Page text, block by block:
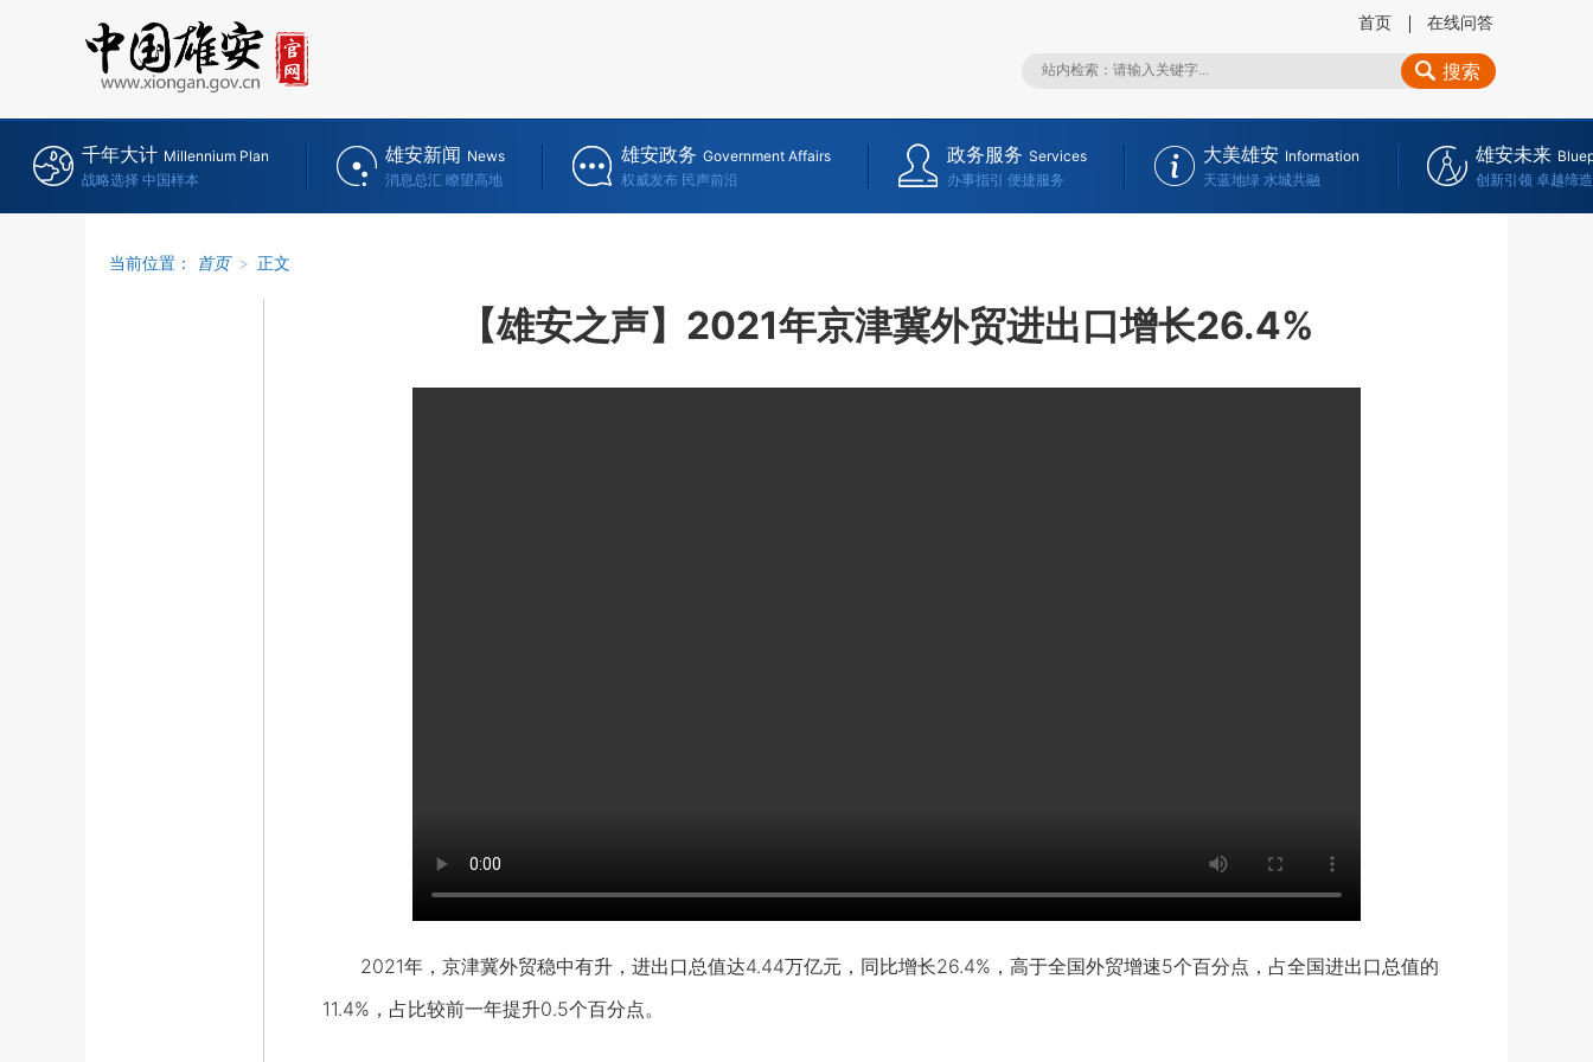
首页 在线问答
搜索
千年大计 Millennium Plan
战略选择 中国样本
雄安新闻 News
消息总汇 瞭望高地
雄安政务 Government Affairs
权威发布 民声前沿
政务服务 Services
办事指引 便捷服务
大美雄安 Information
天蓝地绿 水城共融
雄安未来
创新引领 卓越缔造
当前位置： 首页 > 正文
【雄安之声】2021年京津冀外贸进出口增长26.4%
2021年，京津冀外贸稳中有升，进出口总值达4.44万亿元，同比增长26.4%，高于全国外贸增速5个百分点，占全国进出口总值的
11.4%，占比较前一年提升0.5个百分点。